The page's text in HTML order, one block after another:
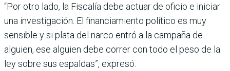
“Por otro lado, la Fiscalía debe actuar de oficio e iniciar
una investigación. El financiamiento político es muy
sensible y si plata del narco entró a la campaña de
alguien, ese alguien debe correr con todo el peso de la
ley sobre sus espaldas”, expresó.